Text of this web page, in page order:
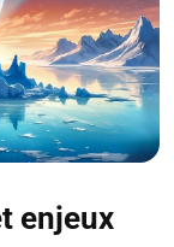
enjeux